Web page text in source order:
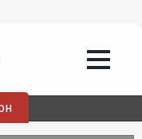
изменится
участке
с 30 декабря по 9